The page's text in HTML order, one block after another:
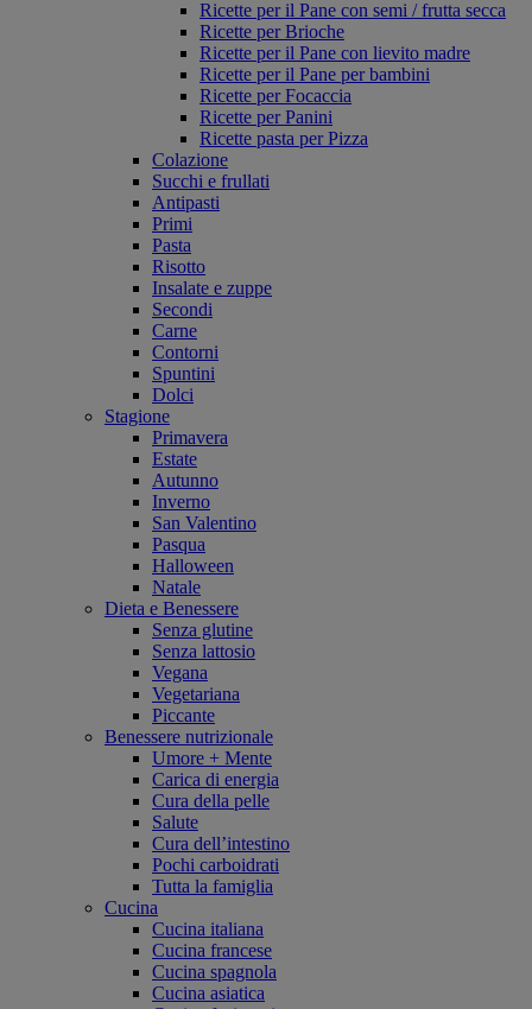
Ricette per il Pane con semi / frutta secca
Ricette per Brioche
Ricette per il Pane con lievito madre
Ricette per il Pane per bambini
Ricette per Focaccia
Ricette per Panini
Ricette pasta per Pizza
Colazione
Succhi e frullati
Antipasti
Primi
Pasta
Risotto
Insalate e zuppe
Secondi
Carne
Contorni
Spuntini
Dolci
Stagione
Primavera
Estate
Autunno
Inverno
San Valentino
Pasqua
Halloween
Natale
Dieta e Benessere
Senza glutine
Senza lattosio
Vegana
Vegetariana
Piccante
Benessere nutrizionale
Umore + Mente
Carica di energia
Cura della pelle
Salute
Cura dell’intestino
Pochi carboidrati
Tutta la famiglia
Cucina
Cucina italiana
Cucina francese
Cucina spagnola
Cucina asiatica